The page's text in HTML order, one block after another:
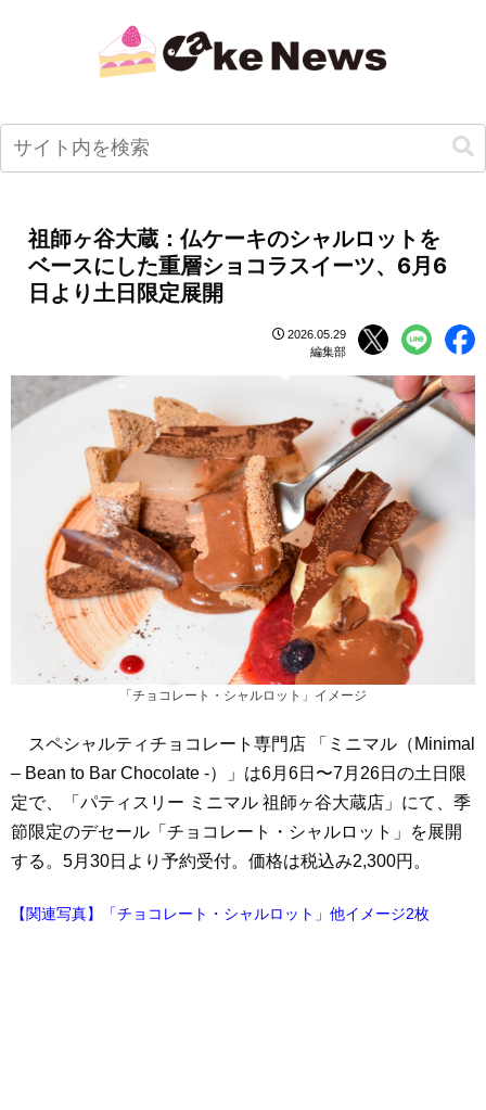
祖師ヶ谷大蔵：仏ケーキのシャルロットを
ベースにした重層ショコラスイーツ、6月6
日より土日限定展開
2026.05.29
編集部
「チョコレート・シャルロット」イメージ
スペシャルティチョコレート専門店 「ミニマル（Minimal
– Bean to Bar Chocolate -）」は6月6日〜7月26日の土日限
定で、「パティスリー ミニマル 祖師ヶ谷大蔵店」にて、季
節限定のデセール「チョコレート・シャルロット」を展開
する。5月30日より予約受付。価格は税込み2,300円。
【関連写真】「チョコレート・シャルロット」他イメージ2枚